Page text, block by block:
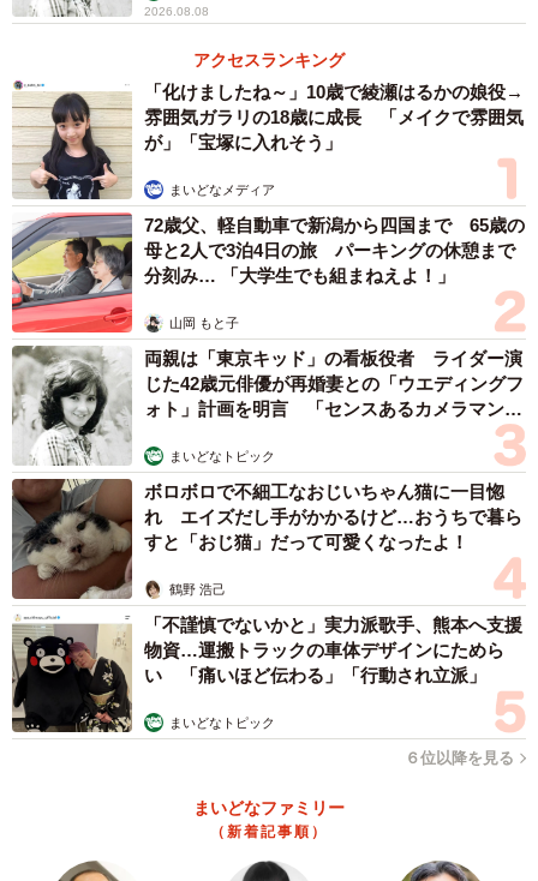
2026.08.08
アクセスランキング
「化けましたね～」10歳で綾瀬はるかの娘役→
雰囲気ガラリの18歳に成長 「メイクで雰囲気
が」「宝塚に入れそう」
まいどなメディア
72歳父、軽自動車で新潟から四国まで 65歳の
母と2人で3泊4日の旅 パーキングの休憩まで
分刻み… 「大学生でも組まねえよ！」
山岡 もと子
両親は「東京キッド」の看板役者 ライダー演
じた42歳元俳優が再婚妻との「ウエディングフ
ォト」計画を明言 「センスあるカメラマン求
まいどなトピック
ボロボロで不細工なおじいちゃん猫に一目惚
れ エイズだし手がかかるけど…おうちで暮ら
すと「おじ猫」だって可愛くなったよ！
鶴野 浩己
「不謹慎でないかと」実力派歌手、熊本へ支援
物資…運搬トラックの車体デザインにためら
い 「痛いほど伝わる」「行動され立派」
まいどなトピック
６位以降を見る
まいどなファミリー
（新着記事順）